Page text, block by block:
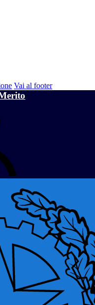
Vai al footer